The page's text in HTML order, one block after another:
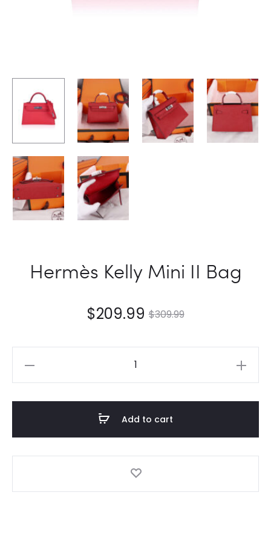
Hermès Kelly Mini II Bag
$309.99
$209.99
Add to cart